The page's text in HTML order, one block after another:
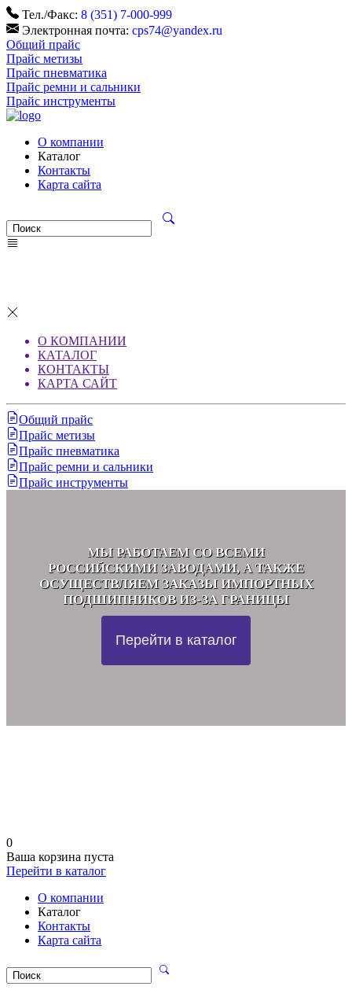
Тел./Факс: 8 (351) 7-000-999
Электронная почта: cps74@yandex.ru
Общий прайс
Прайс метизы
Прайс пневматика
Прайс ремни и сальники
Прайс инструменты
О компании
Каталог
Контакты
Карта сайта
О КОМПАНИИ
КАТАЛОГ
КОНТАКТЫ
КАРТА САЙТ
Общий прайс
Прайс метизы
Прайс пневматика
Прайс ремни и сальники
Прайс инструменты
МЫ РАБОТАЕМ СО ВСЕМИ
РОССИЙСКИМИ ЗАВОДАМИ, А ТАКЖЕ
ОСУЩЕСТВЛЯЕМ ЗАКАЗЫ ИМПОРТНЫХ
ПОДШИПНИКОВ ИЗ-ЗА ГРАНИЦЫ
Перейти в каталог
0
Ваша корзина пуста
Перейти в каталог
О компании
Каталог
Контакты
Карта сайта